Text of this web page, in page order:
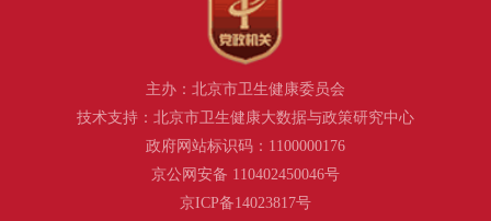
主办：北京市卫生健康委员会
技术支持：北京市卫生健康大数据与政策研究中心
政府网站标识码：1100000176
京公网安备 110402450046号
京ICP备14023817号